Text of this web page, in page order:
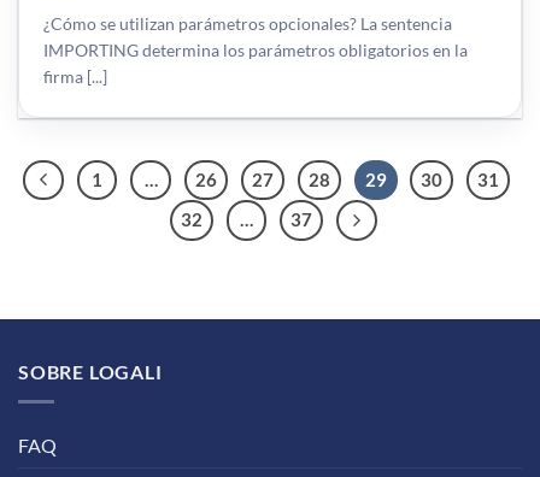
¿Cómo se utilizan parámetros opcionales? La sentencia
IMPORTING determina los parámetros obligatorios en la
firma [...]
1 … 26 27 28 29 30
31
32
… 37
SOBRE LOGALI
FAQ